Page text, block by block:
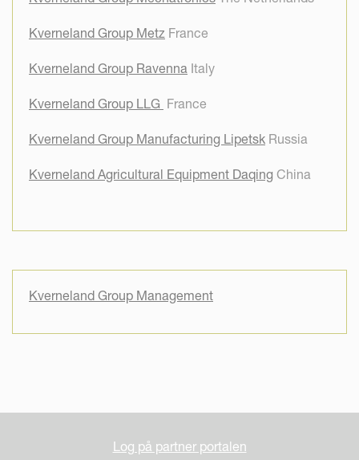
Kverneland Group Metz France
Kverneland Group Ravenna Italy
Kverneland Group LLG France
Kverneland Group Manufacturing Lipetsk Russia
Kverneland Agricultural Equipment Daqing China
Kverneland Group Management
Log på partner portalen